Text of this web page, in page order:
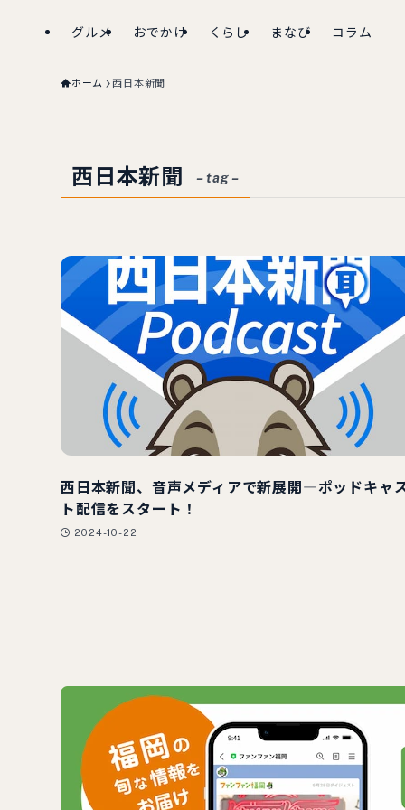
グルメ おでかけ くらし まなび コラム
ホーム 西日本新聞
西日本新聞 – tag –
西日本新聞、音声メディアで新展開―ポッドキャ
ト配信をスタート！
2024-10-22